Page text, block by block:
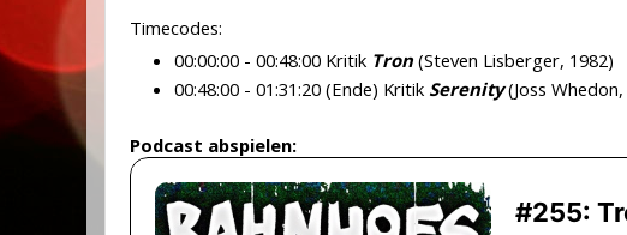
Timecodes:
00:00:00 - 00:48:00 Kritik Tron (Steven Lisberger, 1982)
00:48:00 - 01:31:20 (Ende) Kritik Serenity(Joss
Podcast abspielen: